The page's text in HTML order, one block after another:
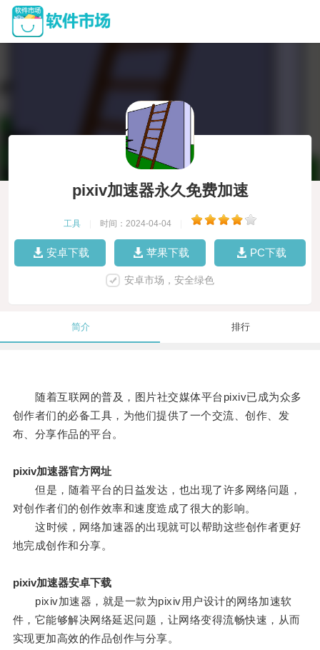
pixiv加速器永久免费加速
工具 时间：2024-04-04
安卓下载 苹果下载 PC下载
安卓市场，安全绿色
简介 排行
随着互联网的普及，图片社交媒体平台pixiv已成为众多
创作者们的必备工具，为他们提供了一个交流、创作、发
布、分享作品的平台。
pixiv加速器官方网址
但是，随着平台的日益发达，也出现了许多网络问题，
对创作者们的创作效率和速度造成了很大的影响。
这时候，网络加速器的出现就可以帮助这些创作者更好
地完成创作和分享。
pixiv加速器安卓下载
pixiv加速器，就是一款为pixiv用户设计的网络加速软
件，它能够解决网络延迟问题，让网络变得流畅快速，从而
实现更加高效的作品创作与分享。